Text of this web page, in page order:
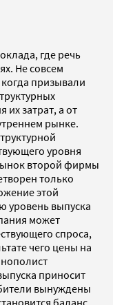
где речь
Не совсем
призывали
их затрат, а от
рынке.
уровня
второй фирмы
только
этой
уровень выпуска
может
спроса,
чего цены на
приносит
вынуждены